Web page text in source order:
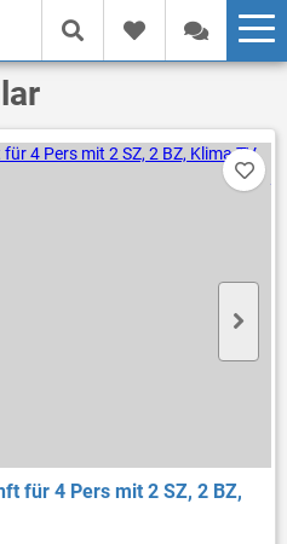
für 4 Pers mit 2 SZ, 2 BZ,